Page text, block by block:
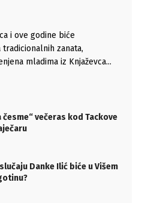
i ove godine biće
zanata,
mladima iz Knjaževca...
česme“ večeras kod Tackove
Danke Ilić biće u Višem